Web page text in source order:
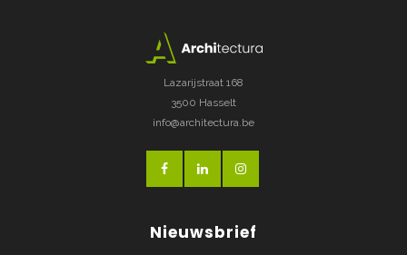
Lazarijstraat 168
3500 Hasselt
info@architectura.be
Nieuwsbrief